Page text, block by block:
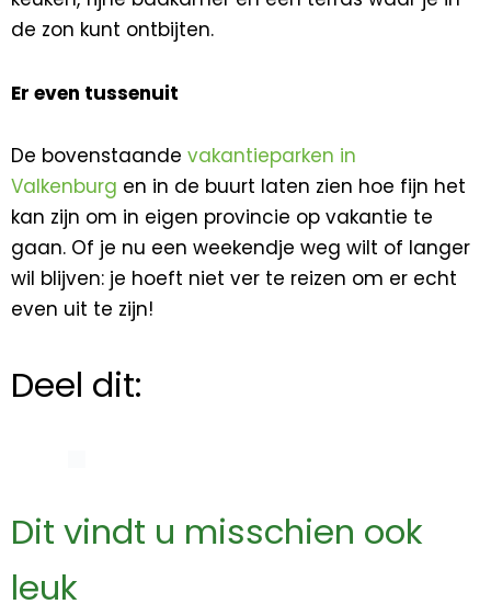
de zon kunt ontbijten.
Er even tussenuit
De bovenstaande vakantieparken in
Valkenburg en in de buurt laten zien hoe fijn het
kan zijn om in eigen provincie op vakantie te
gaan. Of je nu een weekendje weg wilt of langer
wil blijven: je hoeft niet ver te reizen om er echt
even uit te zijn!
Deel dit:
Dit vindt u misschien ook
leuk